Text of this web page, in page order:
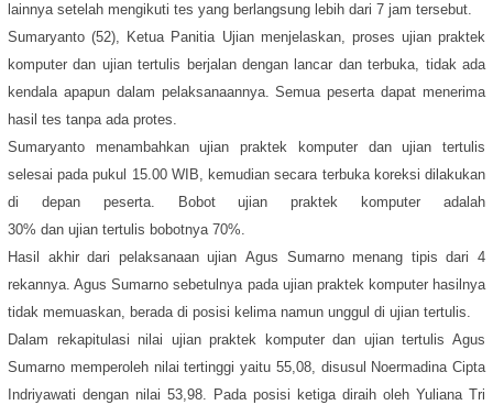
lainnya setelah mengikuti tes yang berlangsung lebih dari 7 jam tersebut.
Sumaryanto (52), Ketua Panitia Ujian menjelaskan, proses ujian praktek
komputer dan ujian tertulis berjalan dengan lancar dan terbuka, tidak ada
kendala apapun dalam pelaksanaannya. Semua peserta dapat menerima
hasil tes tanpa ada protes.
Sumaryanto menambahkan ujian praktek komputer dan ujian tertulis
selesai pada pukul 15.00 WIB, kemudian secara terbuka koreksi dilakukan
di depan peserta. Bobot ujian praktek komputer adalah
30% dan ujian tertulis bobotnya 70%.
Hasil akhir dari pelaksanaan ujian Agus Sumarno menang tipis dari 4
rekannya. Agus Sumarno sebetulnya pada ujian praktek komputer hasilnya
tidak memuaskan, berada di posisi kelima namun unggul di ujian tertulis.
Dalam rekapitulasi nilai ujian praktek komputer dan ujian tertulis Agus
Sumarno memperoleh nilai tertinggi yaitu 55,08, disusul Noermadina Cipta
Indriyawati dengan nilai 53,98. Pada posisi ketiga diraih oleh Yuliana Tri